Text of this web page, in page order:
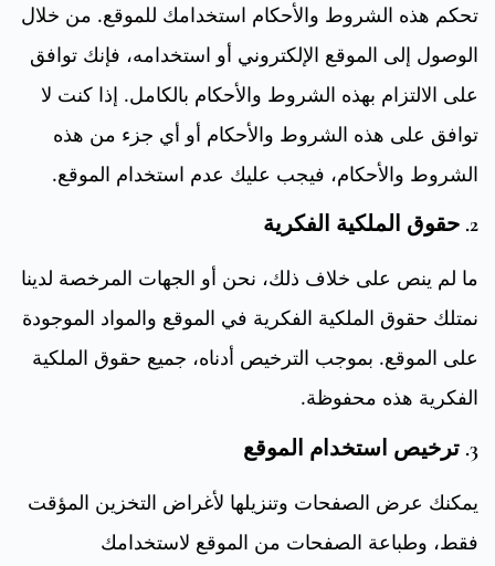
تحكم هذه الشروط والأحكام استخدامك للموقع. من خلال
الوصول إلى الموقع الإلكتروني أو استخدامه، فإنك توافق
على الالتزام بهذه الشروط والأحكام بالكامل. إذا كنت لا
توافق على هذه الشروط والأحكام أو أي جزء من هذه
الشروط والأحكام، فيجب عليك عدم استخدام الموقع.
2. حقوق الملكية الفكرية
ما لم ينص على خلاف ذلك، نحن أو الجهات المرخصة لدينا
نمتلك حقوق الملكية الفكرية في الموقع والمواد الموجودة
على الموقع. بموجب الترخيص أدناه، جميع حقوق الملكية
الفكرية هذه محفوظة.
3. ترخيص استخدام الموقع
يمكنك عرض الصفحات وتنزيلها لأغراض التخزين المؤقت
فقط، وطباعة الصفحات من الموقع لاستخدامك